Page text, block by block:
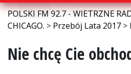
POLSKI FM 92.7 - WIETRZNE
CHICAGO. > Przebój Lata 2017 >
Nie chcę Cie